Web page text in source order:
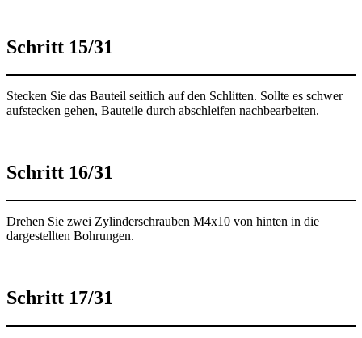
Schritt 15/31
Stecken Sie das Bauteil seitlich auf den Schlitten. Sollte es schwer
aufstecken gehen, Bauteile durch abschleifen nachbearbeiten.
Schritt 16/31
Drehen Sie zwei Zylinderschrauben M4x10 von hinten in die
dargestellten Bohrungen.
Schritt 17/31